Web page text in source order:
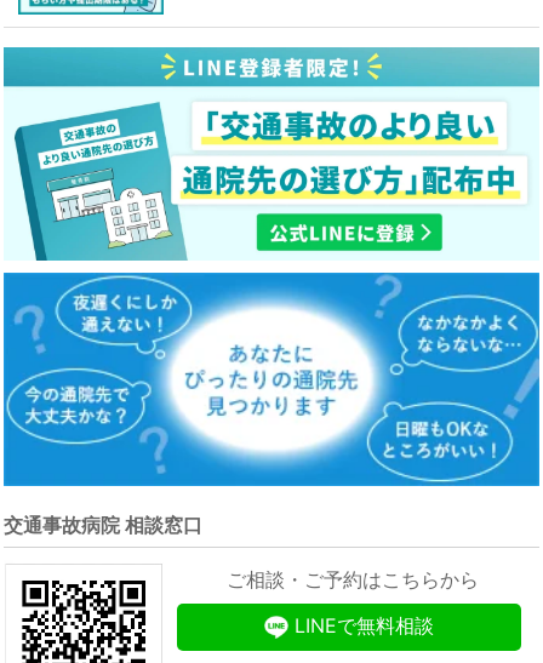
交通事故病院 相談窓口
ご相談・ご予約はこちらから
LINEで無料相談